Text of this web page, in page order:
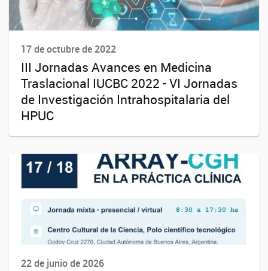
17 de octubre de 2022
III Jornadas Avances en Medicina
Traslacional IUCBC 2022 - VI Jornadas
de Investigación Intrahospitalaria del
HPUC
22 de junio de 2026